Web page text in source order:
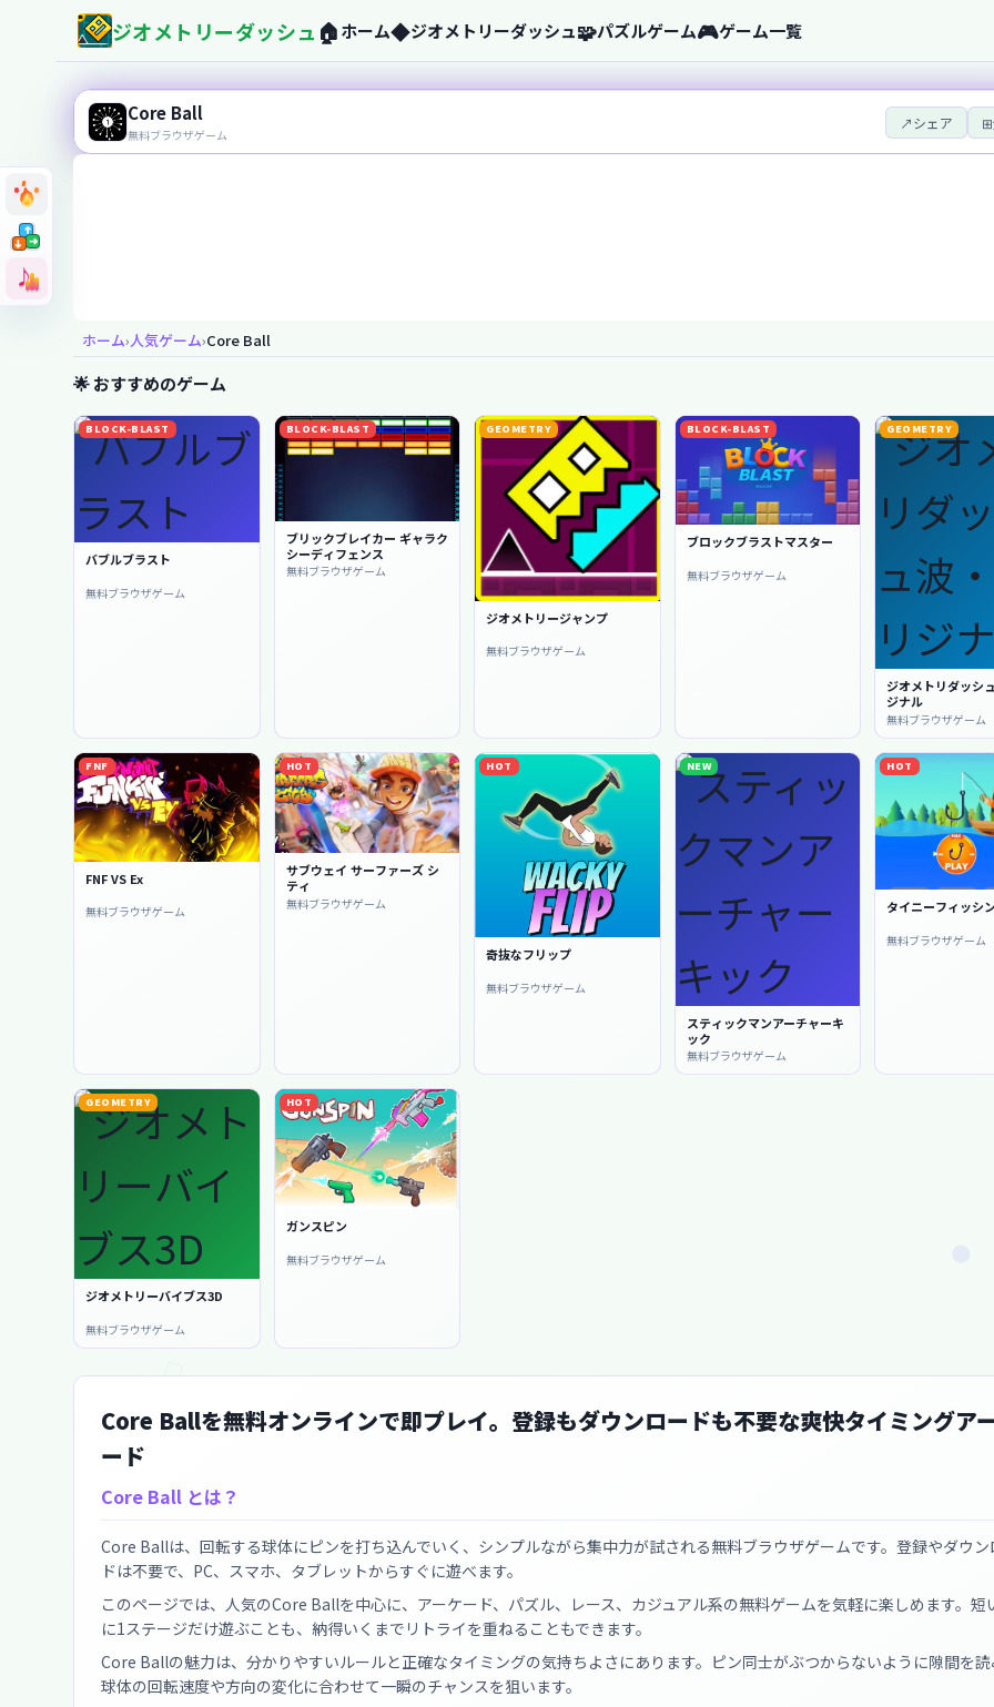
➜
➜
➜
♪
➜
➜
ジオメトリーダッシュ 🏠ホーム◆ジオメトリーダッシュ🧩パズルゲーム🎮ゲーム一覧
geometry-dash-jp.com
今すぐプレイ！
Core Ball
無料ブラウザゲーム
↗シェア ⊞
ホーム›人気ゲーム›Core Ball
🌟 おすすめのゲーム
BLOCK-BLAST
バブルブラスト
無料ブラウザゲーム
BLOCK-BLAST
ブリックブレイカー ギャラク
シーディフェンス
無料ブラウザゲーム
GEOMETRY
ジオメトリージャンプ
無料ブラウザゲーム
BLOCK-BLAST
ブロックブラストマスター
無料ブラウザゲーム
GEOMETRY
ジオメトリダッシ
ジナル
無料ブラウザゲーム
FNF
FNF VS Ex
無料ブラウザゲーム
HOT
サブウェイ サーファーズ シ
ティ
無料ブラウザゲーム
HOT
奇抜なフリップ
無料ブラウザゲーム
NEW
スティックマンアーチャーキ
ック
無料ブラウザゲーム
HOT
タイニーフィッシ
無料ブラウザゲーム
GEOMETRY
ジオメトリーバイブス3D
無料ブラウザゲーム
HOT
ガンスピン
無料ブラウザゲーム
Core Ballを無料オンラインで即プレイ。登録もダウンロードも不要な爽快タイミングア
ード
Core Ball とは？
Core Ballは、回転する球体にピンを打ち込んでいく、シンプルながら集中力が試される無料ブラウザゲームです。登録やダウン
ドは不要で、PC、スマホ、タブレットからすぐに遊べます。
このページでは、人気のCore Ballを中心に、アーケード、パズル、レース、カジュアル系の無料ゲームを気軽に楽しめます。短
に1ステージだけ遊ぶことも、納得いくまでリトライを重ねることもできます。
Core Ballの魅力は、分かりやすいルールと正確なタイミングの気持ちよさにあります。ピン同士がぶつからないように隙間を
球体の回転速度や方向の変化に合わせて一瞬のチャンスを狙います。